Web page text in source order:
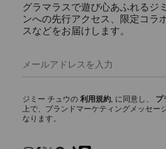
グラマラスで遊び心あふれるジ
ンへの先行アクセス、限定コラ
スなどをお届けします。
ジミー チュウの 利用規約, に同意し、 プ
上で、ブランドマーケティングメッセー
なります。